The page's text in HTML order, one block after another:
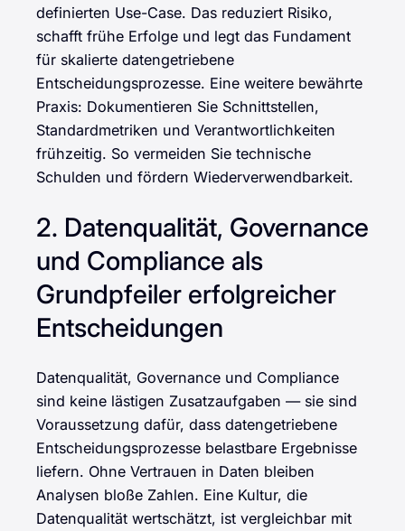
definierten Use-Case. Das reduziert Risiko,
schafft frühe Erfolge und legt das Fundament
für skalierte datengetriebene
Entscheidungsprozesse. Eine weitere bewährte
Praxis: Dokumentieren Sie Schnittstellen,
Standardmetriken und Verantwortlichkeiten
frühzeitig. So vermeiden Sie technische
Schulden und fördern Wiederverwendbarkeit.
2. Datenqualität, Governance
und Compliance als
Grundpfeiler erfolgreicher
Entscheidungen
Datenqualität, Governance und Compliance
sind keine lästigen Zusatzaufgaben — sie sind
Voraussetzung dafür, dass datengetriebene
Entscheidungsprozesse belastbare Ergebnisse
liefern. Ohne Vertrauen in Daten bleiben
Analysen bloße Zahlen. Eine Kultur, die
Datenqualität wertschätzt, ist vergleichbar mit